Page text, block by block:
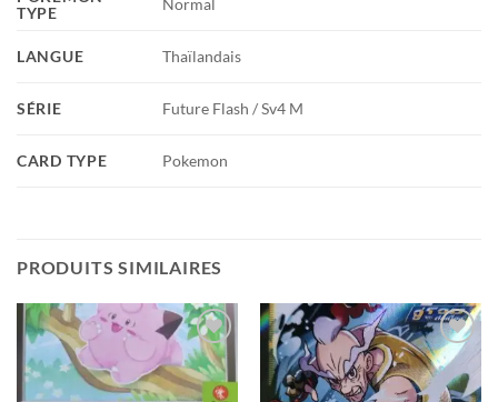
TYPE
Normal
LANGUE Thaïlandais
SÉRIE Future Flash / Sv4 M
CARD TYPE Pokemon
PRODUITS SIMILAIRES
Add to
wishlist
Add to
wishlist